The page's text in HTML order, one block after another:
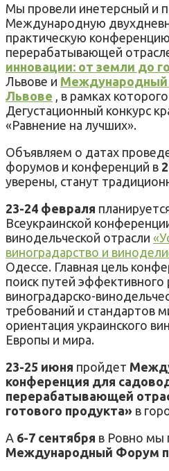
Мы провели инетерсный и
Международную
практическую
перерабатывающей
инновации: от земли до
Львове и Международный
Львове , в рамках
Дегустационный конкурс
«Равнение на лучших».
Объявляем о датах
форумов и конференций в
уверены, станут
23-24 февраля
Всеукраинской
винодельческой отрасли
виноградарство и
Одессе. Главная цель
поиск путей эффективного
виноградарско-
требований и стандартов
ориентация украинского
Европы и мира.
23-25 июня пройдет
конференция для
перерабатывающей
готового продукта» в
А 6-7 сентября в Ровно мы
Международный Форум